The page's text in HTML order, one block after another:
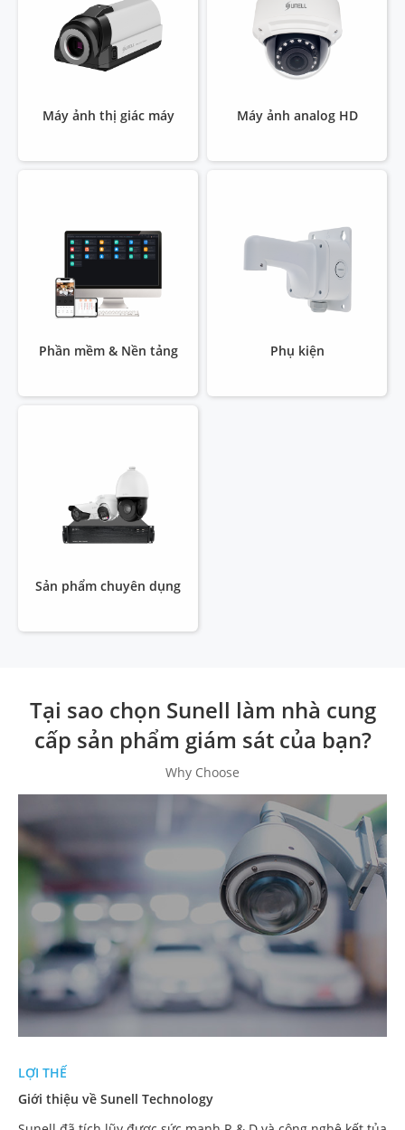
Máy ảnh thị giác máy Máy ảnh analog HD
Phần mềm & Nền tảng Phụ kiện
Sản phẩm chuyên dụng
Tại sao chọn Sunell làm nhà cung
cấp sản phẩm giám sát của bạn?
Why Choose
LỢI THẾ
Giới thiệu về Sunell Technology